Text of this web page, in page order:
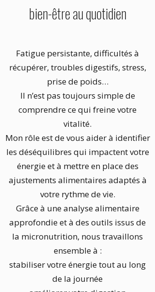
bien-être au quotidien
Fatigue persistante, difficultés à
récupérer, troubles digestifs, stress,
prise de poids…
Il n’est pas toujours simple de
comprendre ce qui freine votre
vitalité.
Mon rôle est de vous aider à identifier
les déséquilibres qui impactent votre
énergie et à mettre en place des
ajustements alimentaires adaptés à
votre rythme de vie.
Grâce à une analyse alimentaire
approfondie et à des outils issus de
la micronutrition, nous travaillons
ensemble à :
stabiliser votre énergie tout au long
de la journée